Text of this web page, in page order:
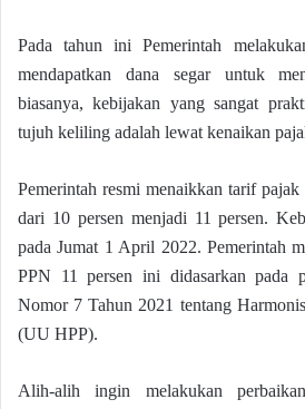
Pada tahun ini Pemerintah
mendapatkan dana segar untuk
biasanya, kebijakan yang sangat
tujuh keliling adalah lewat kenaikan
Pemerintah resmi menaikkan tarif
dari 10 persen menjadi 11 persen.
pada Jumat 1 April 2022. Pemerintah
PPN 11 persen ini didasarkan pada
Nomor 7 Tahun 2021 tentang
(UU HPP).
Alih-alih ingin melakukan